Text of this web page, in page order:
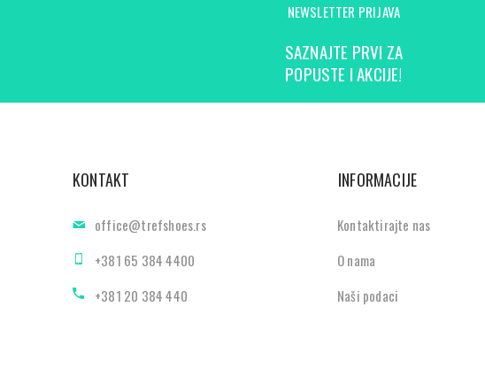
NEWSLETTER PRIJAVA
SAZNAJTE PRVI ZA
POPUSTE I AKCIJE!
KONTAKT
office@trefshoes.rs
+381 65 384 4400
+381 20 384 440
INFORMACIJE
Kontaktirajte nas
O nama
Naši podaci